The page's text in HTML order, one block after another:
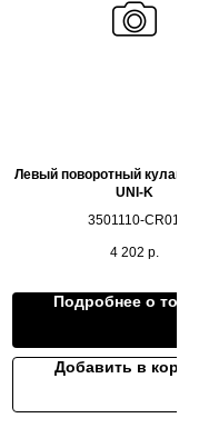
Левый поворотный кулак
UNI-K
3501110-CR01
4 202 р.
Подробнее о
Добавить в